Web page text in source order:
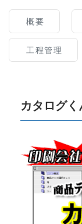
概要
工程管理
カタログ